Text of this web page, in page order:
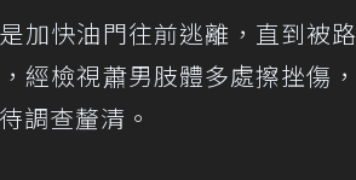
加快油門往前逃離，直到被路
經檢視蕭男肢體多處擦挫傷，
調查釐清。